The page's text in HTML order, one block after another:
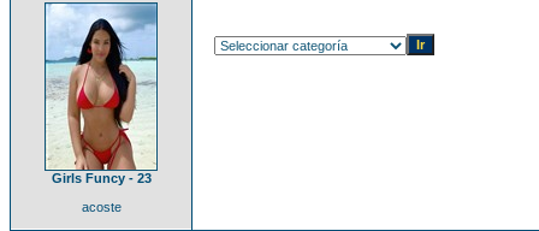
Girls Funcy - 23
acoste